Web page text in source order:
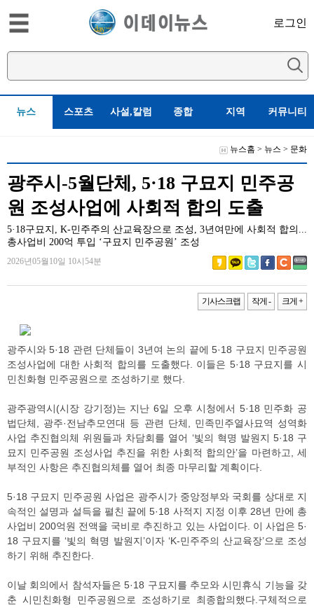
로그인
뉴스 스포츠 사설,칼럼 종합 지역 커뮤니티
뉴스홈 > 뉴스 > 문화
광주시-5월단체, 5·18 구묘지 민주공
원 조성사업에 사회적 합의 도출
5·18구묘지, K-민주주의 산교육장으로 조성, 3년여만에 사회적 합의...
총사업비 200억 투입 ‘구묘지 민주공원’ 조성
2026년05월10일 10시54분
기사스크랩 작게 - 크게 +
광주시와 5·18 관련 단체들이 3년여 논의 끝에 5·18 구묘지 민주공원
조성사업에 대한 사회적 합의를 도출했다. 이들은 5·18 구묘지를 시
민친화형 민주공원으로 조성하기로 했다.
광주광역시(시장 강기정)는 지난 6일 오후 시청에서 5·18 민주화 공
법단체, 광주·전남추모연대 등 관련 단체, 민족민주열사묘역 성역화
사업 추진협의체 위원들과 차담회를 열어 ‘빛의 혁명 발원지 5·18 구
묘지 민주공원 조성사업 추진을 위한 사회적 합의안’을 마련하고, 세
부적인 사항은 추진협의체를 열어 최종 마무리할 계획이다.
5·18 구묘지 민주공원 사업은 광주시가 중앙정부와 국회를 상대로 지
속적인 설명과 설득을 펼친 끝에 5·18 사적지 지정 이후 28년 만에 총
사업비 200억원 전액을 국비로 추진하고 있는 사업이다. 이 사업은 5·
18 구묘지를 ‘빛의 혁명 발원지’이자 ‘K-민주주의 산교육장’으로 조성
하기 위해 추진한다.
이날 회의에서 참석자들은 5·18 구묘지를 추모와 시민휴식 기능을 갖
춘 시민친화형 민주공원으로 조성하기로 최종합의했다.구체적으로